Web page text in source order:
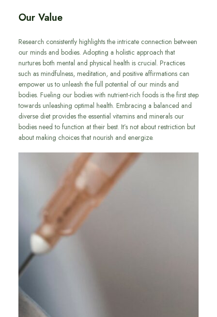
Our Value
Research consistently highlights the intricate connection between
our minds and bodies. Adopting a holistic approach that
nurtures both mental and physical health is crucial. Practices
such as mindfulness, meditation, and positive affirmations can
empower us to unleash the full potential of our minds and
bodies. Fueling our bodies with nutrient-rich foods is the first step
towards unleashing optimal health. Embracing a balanced and
diverse diet provides the essential vitamins and minerals our
bodies need to function at their best. It’s not about restriction but
about making choices that nourish and energize.